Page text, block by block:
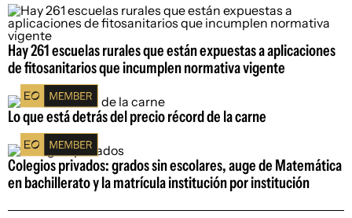
Hay 261 escuelas rurales que están expuestas a aplicaciones
de fitosanitarios que incumplen normativa vigente
Lo que está detrás del precio récord de la carne
Colegios privados: grados sin escolares, auge de Matemática
en bachillerato y la matrícula institución por institución